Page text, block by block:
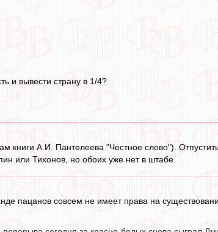
и вывести страну в 1/4?
книги А.И. Пантелеева "Честное слово").
или Тихонов, но обоих уже нет в штабе.
пацанов совсем не имеет права на